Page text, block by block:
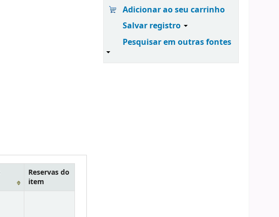
Reservas do
item
Adicionar ao seu carrinho
Salvar registro
Pesquisar em outras fontes